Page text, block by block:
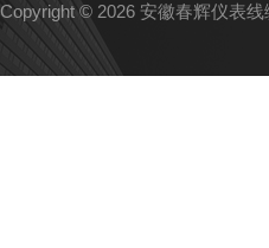
Copyright © 2026 安徽春辉仪表